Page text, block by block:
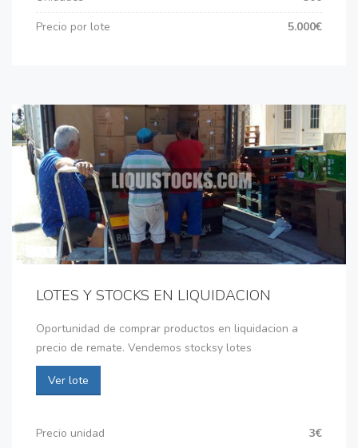
Precio por lote
5.000€
LOTES Y STOCKS EN LIQUIDACION
Oportunidad de comprar productos en liquidacion a
precio de remate. Vendemos stocksy lotes
Ver lote
Precio unidad
3€